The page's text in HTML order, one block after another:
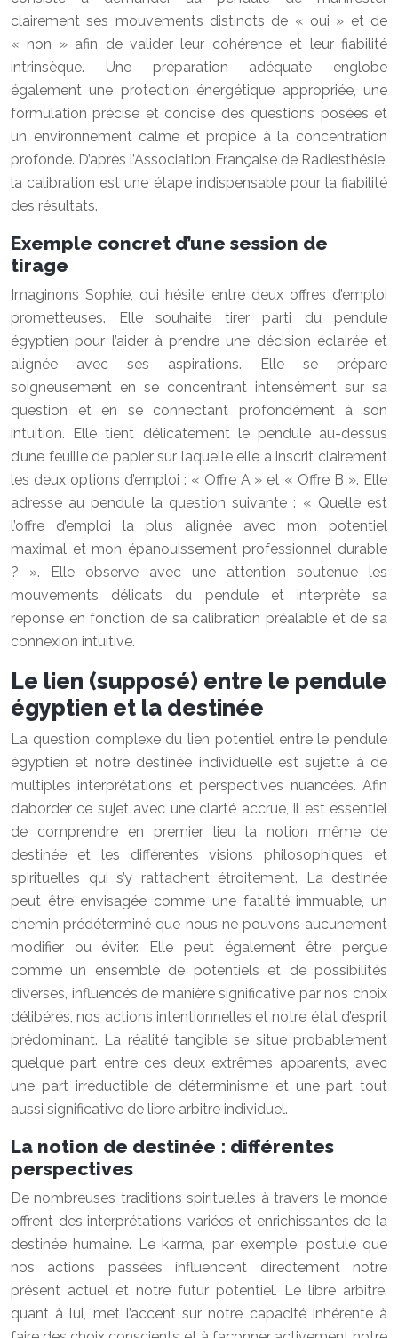
clairement ses mouvements distincts de « oui » et de
« non » afin de valider leur cohérence et leur fiabilité
intrinsèque. Une préparation adéquate englobe
également une protection énergétique appropriée, une
formulation précise et concise des questions posées et
un environnement calme et propice à la concentration
profonde. D’après l’Association Française de Radiesthésie,
la calibration est une étape indispensable pour la fiabilité
des résultats.
Exemple concret d’une session de
tirage
Imaginons Sophie, qui hésite entre deux offres d’emploi
prometteuses. Elle souhaite tirer parti du pendule
égyptien pour l’aider à prendre une décision éclairée et
alignée avec ses aspirations. Elle se prépare
soigneusement en se concentrant intensément sur sa
question et en se connectant profondément à son
intuition. Elle tient délicatement le pendule au-dessus
d’une feuille de papier sur laquelle elle a inscrit clairement
les deux options d’emploi : « Offre A » et « Offre B ». Elle
adresse au pendule la question suivante : « Quelle est
l’offre d’emploi la plus alignée avec mon potentiel
maximal et mon épanouissement professionnel durable
? ». Elle observe avec une attention soutenue les
mouvements délicats du pendule et interprète sa
réponse en fonction de sa calibration préalable et de sa
connexion intuitive.
Le lien (supposé) entre le pendule
égyptien et la destinée
La question complexe du lien potentiel entre le pendule
égyptien et notre destinée individuelle est sujette à de
multiples interprétations et perspectives nuancées. Afin
d’aborder ce sujet avec une clarté accrue, il est essentiel
de comprendre en premier lieu la notion même de
destinée et les différentes visions philosophiques et
spirituelles qui s’y rattachent étroitement. La destinée
peut être envisagée comme une fatalité immuable, un
chemin prédéterminé que nous ne pouvons aucunement
modifier ou éviter. Elle peut également être perçue
comme un ensemble de potentiels et de possibilités
diverses, influencés de manière significative par nos choix
délibérés, nos actions intentionnelles et notre état d’esprit
prédominant. La réalité tangible se situe probablement
quelque part entre ces deux extrêmes apparents, avec
une part irréductible de déterminisme et une part tout
aussi significative de libre arbitre individuel.
La notion de destinée : différentes
perspectives
De nombreuses traditions spirituelles à travers le monde
offrent des interprétations variées et enrichissantes de la
destinée humaine. Le karma, par exemple, postule que
nos actions passées influencent directement notre
présent actuel et notre futur potentiel. Le libre arbitre,
quant à lui, met l’accent sur notre capacité inhérente à